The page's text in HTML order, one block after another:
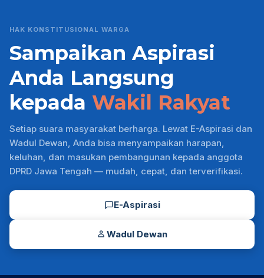
HAK KONSTITUSIONAL WARGA
Sampaikan Aspirasi
Anda Langsung
kepada Wakil Rakyat
Setiap suara masyarakat berharga. Lewat E-Aspirasi dan
Wadul Dewan, Anda bisa menyampaikan harapan,
keluhan, dan masukan pembangunan kepada anggota
DPRD Jawa Tengah — mudah, cepat, dan terverifikasi.
E-Aspirasi
Wadul Dewan